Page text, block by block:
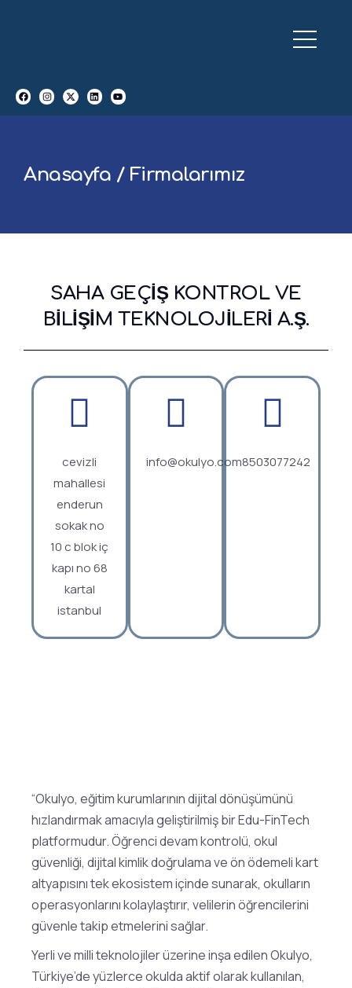
Anasayfa / Firmalarımız
SAHA GEÇİŞ KONTROL VE
BİLİŞİM TEKNOLOJİLERİ A.Ş.
cevizli
mahallesi
enderun
sokak no
10 c blok iç
kapı no 68
kartal
istanbul
info@okulyo.com8503077242
“Okulyo, eğitim kurumlarının dijital dönüşümünü
hızlandırmak amacıyla geliştirilmiş bir Edu-FinTech
platformudur. Öğrenci devam kontrolü, okul
güvenliği, dijital kimlik doğrulama ve ön ödemeli kart
altyapısını tek ekosistem içinde sunarak, okulların
operasyonlarını kolaylaştırır, velilerin öğrencilerini
güvenle takip etmelerini sağlar.
Yerli ve milli teknolojiler üzerine inşa edilen Okulyo,
Türkiye’de yüzlerce okulda aktif olarak kullanılan,